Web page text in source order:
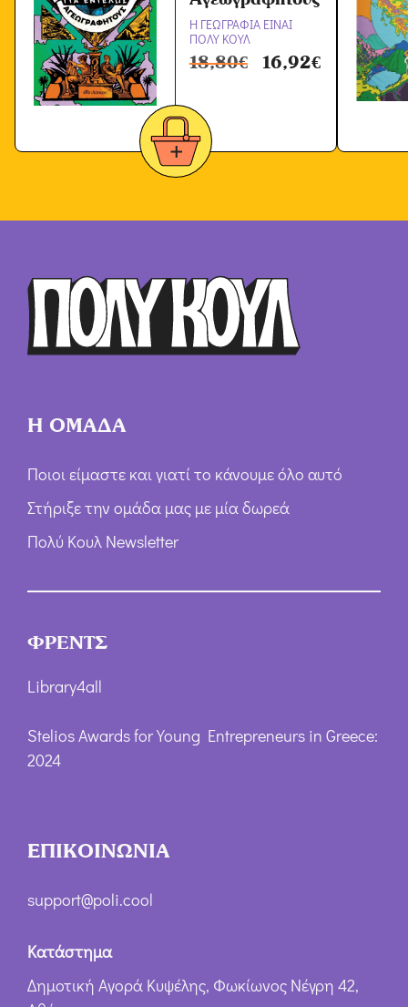
Η ΓΕΩΓΡΑΦΙΑ ΕΙΝΑΙ
ΠΟΛΥ ΚΟΥΛ
18,80€ 16,92€
Η ΟΜΑΔΑ
Ποιοι είμαστε και γιατί το κάνουμε όλο αυτό
Στήριξε την ομάδα μας με μία δωρεά
Πολύ Κουλ Newsletter
ΦΡΕΝΤΣ
Library4all
Stelios Awards for Young Entrepreneurs in Greece:
2024
ΕΠΙΚΟΙΝΩΝΙΑ
support@poli.cool
Κατάστημα
Δημοτική Αγορά Κυψέλης, Φωκίωνος Νέγρη 42,